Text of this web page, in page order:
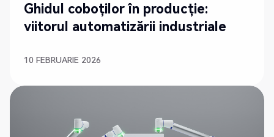
Ghidul coboților în producție:
viitorul automatizării industriale
10 FEBRUARIE 2026